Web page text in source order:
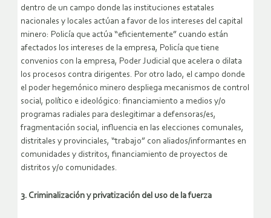
dentro de un campo donde las instituciones estatales
nacionales y locales actúan a favor de los intereses del capital
minero: Policía que actúa “eficientemente” cuando están
afectados los intereses de la empresa, Policía que tiene
convenios con la empresa, Poder Judicial que acelera o dilata
los procesos contra dirigentes. Por otro lado, el campo donde
el poder hegemónico minero despliega mecanismos de control
social, político e ideológico: financiamiento a medios y/o
programas radiales para deslegitimar a defensoras/es,
fragmentación social, influencia en las elecciones comunales,
distritales y provinciales, “trabajo” con aliados/informantes en
comunidades y distritos, financiamiento de proyectos de
distritos y/o comunidades.
3. Criminalización y privatización del uso de la fuerza